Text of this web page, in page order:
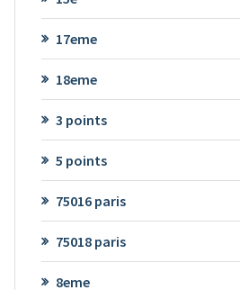
17eme
18eme
3 points
5 points
75016 paris
75018 paris
8eme